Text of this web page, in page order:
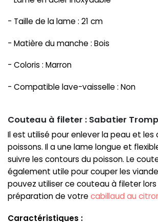
- Taille de la lame : 21 cm
- Matière du manche : Bois
- Coloris : Marron
- Compatible lave-vaisselle : Non
Couteau à fileter : Sabatier
Il est utilisé pour enlever la peau et les
poissons. Il a une lame longue et
suivre les contours du poisson. Le
également utile pour couper les
pouvez utiliser ce couteau à fileter
préparation de votre cabillaud au
Caractéristiques :